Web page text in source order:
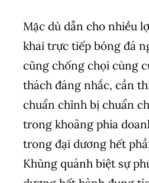
Mặc dù dẫn cho nhiều
khai trực tiếp bóng đá
cũng chống chọi cùng
thách đáng nhắc, cần
chuẩn chỉnh bị chuẩn
trong khoảng phía
trong đại dương hết
Khủng quánh biệt sự